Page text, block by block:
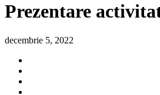
Prezentare
decembrie 5, 2022